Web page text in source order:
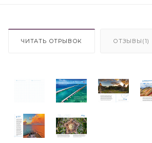
ЧИТАТЬ ОТРЫВОК ОТЗЫВЫ(1)